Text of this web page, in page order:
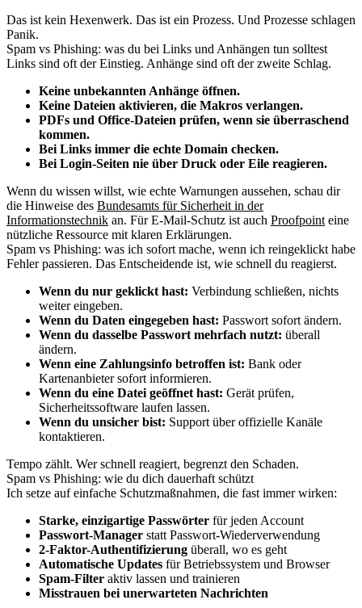
Das ist kein Hexenwerk. Das ist ein Prozess. Und Prozesse schlagen
Panik.
Spam vs Phishing: was du bei Links und Anhängen tun solltest
Links sind oft der Einstieg. Anhänge sind oft der zweite Schlag.
Keine unbekannten Anhänge öffnen.
Keine Dateien aktivieren, die Makros verlangen.
PDFs und Office-Dateien prüfen, wenn sie überraschend
kommen.
Bei Links immer die echte Domain checken.
Bei Login-Seiten nie über Druck oder Eile reagieren.
Wenn du wissen willst, wie echte Warnungen aussehen, schau dir
die Hinweise des Bundesamts für Sicherheit in der
Informationstechnik an. Für E-Mail-Schutz ist auch Proofpoint eine
nützliche Ressource mit klaren Erklärungen.
Spam vs Phishing: was ich sofort mache, wenn ich reingeklickt habe
Fehler passieren. Das Entscheidende ist, wie schnell du reagierst.
Wenn du nur geklickt hast: Verbindung schließen, nichts
weiter eingeben.
Wenn du Daten eingegeben hast: Passwort sofort ändern.
Wenn du dasselbe Passwort mehrfach nutzt: überall
ändern.
Wenn eine Zahlungsinfo betroffen ist: Bank oder
Kartenanbieter sofort informieren.
Wenn du eine Datei geöffnet hast: Gerät prüfen,
Sicherheitssoftware laufen lassen.
Wenn du unsicher bist: Support über offizielle Kanäle
kontaktieren.
Tempo zählt. Wer schnell reagiert, begrenzt den Schaden.
Spam vs Phishing: wie du dich dauerhaft schützt
Ich setze auf einfache Schutzmaßnahmen, die fast immer wirken:
Starke, einzigartige Passwörter für jeden Account
Passwort-Manager statt Passwort-Wiederverwendung
2-Faktor-Authentifizierung überall, wo es geht
Automatische Updates für Betriebssystem und Browser
Spam-Filter aktiv lassen und trainieren
Misstrauen bei unerwarteten Nachrichten